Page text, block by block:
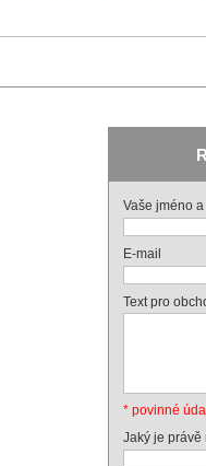
Vaše jméno
E-mail
Text pro
* povinné
Jaký je právě